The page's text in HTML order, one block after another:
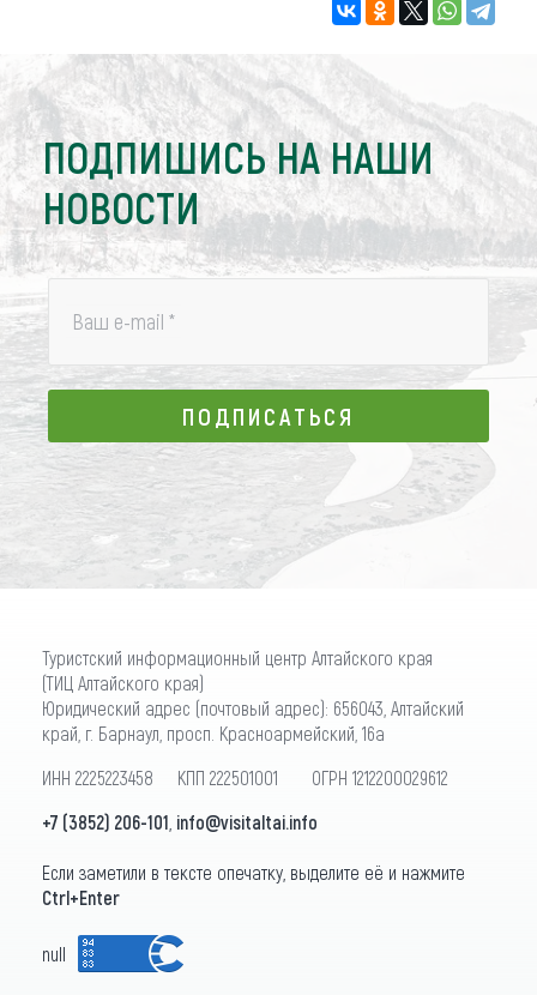
ПОДПИШИСЬ НА НАШИ
НОВОСТИ
Ваш e-mail *
ПОДПИСАТЬСЯ
ПОДПИСАТЬСЯ
Туристский информационный центр Алтайского края
(ТИЦ Алтайского края)
Юридический адрес (почтовый адрес): 656043, Алтайский
край, г. Барнаул, просп. Красноармейский, 16а
ИНН 2225223458 КПП 222501001 ОГРН 1212200029612
+7 (3852) 206-101 info@visitaltai.info
Если заметили в тексте опечатку, выделите её и нажмите
Ctrl+Enter
null